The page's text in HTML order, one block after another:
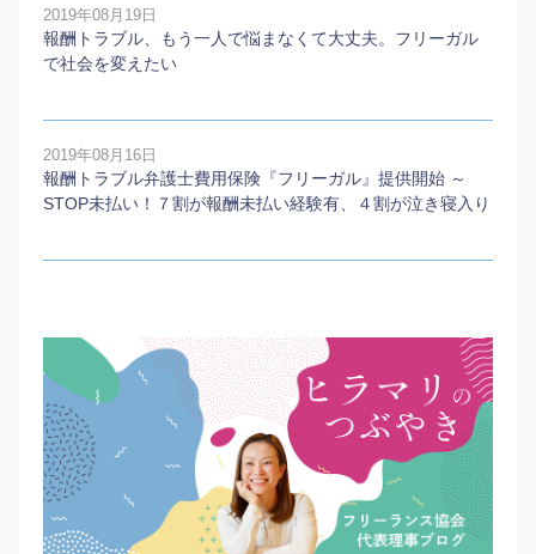
2019年08月19日
報酬トラブル、もう一人で悩まなくて大丈夫。フリーガル
で社会を変えたい
2019年08月16日
報酬トラブル弁護士費用保険『フリーガル』提供開始 ～
STOP未払い！７割が報酬未払い経験有、４割が泣き寝入り